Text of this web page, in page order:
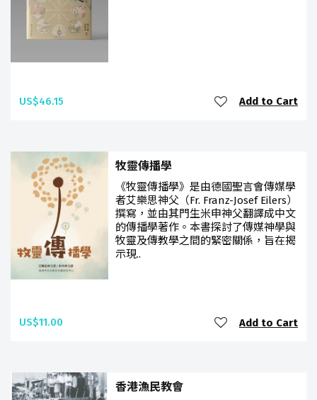
US$46.15 Add to Cart
牧靈傳播學
《牧靈傳播學》是由德國聖言會傳媒學
者艾樂思神父（Fr. Franz-Josef Eilers）
撰寫，並由其門生米申神父翻譯成中文
的傳播學著作。本書探討了傳媒神學與
牧靈及傳教學之間的緊密關係，旨在揭
示現..
US$11.00 Add to Cart
香港漁民教會